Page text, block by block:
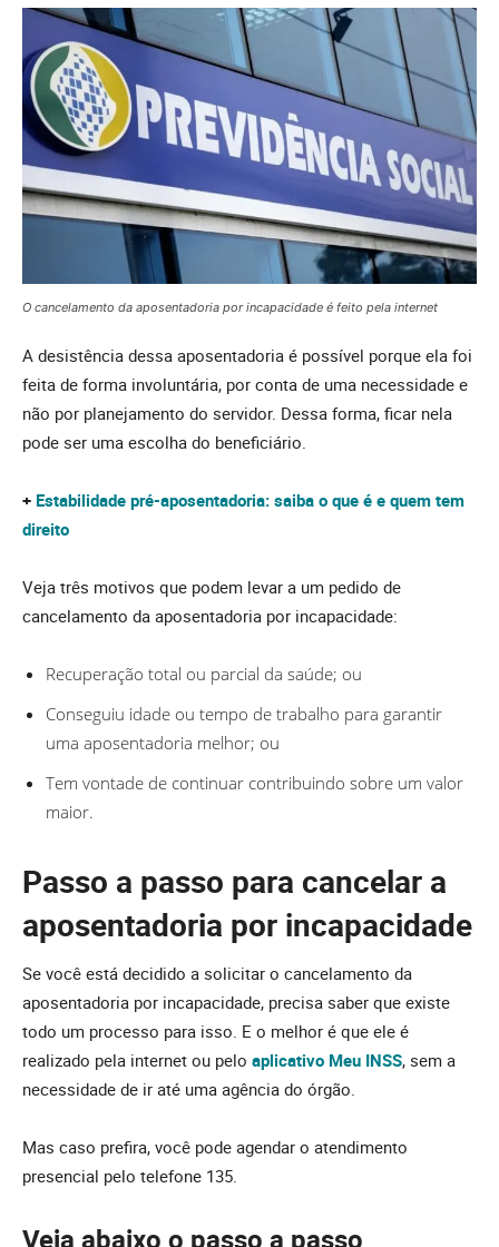
O cancelamento da aposentadoria por incapacidade é feito pela internet
A desistência dessa aposentadoria é possível porque ela foi
feita de forma involuntária, por conta de uma necessidade e
não por planejamento do servidor. Dessa forma, ficar nela
pode ser uma escolha do beneficiário.
+ Estabilidade pré-aposentadoria: saiba o que é e quem tem
direito
Veja três motivos que podem levar a um pedido de
cancelamento da aposentadoria por incapacidade:
Recuperação total ou parcial da saúde; ou
Conseguiu idade ou tempo de trabalho para garantir
uma aposentadoria melhor; ou
Tem vontade de continuar contribuindo sobre um valor
maior.
Passo a passo para cancelar a
aposentadoria por incapacidade
Se você está decidido a solicitar o cancelamento da
aposentadoria por incapacidade, precisa saber que existe
todo um processo para isso. E o melhor é que ele é
realizado pela internet ou pelo aplicativo Meu INSS, sem a
necessidade de ir até uma agência do órgão.
Mas caso prefira, você pode agendar o atendimento
presencial pelo telefone 135.
Veja abaixo o passo a passo